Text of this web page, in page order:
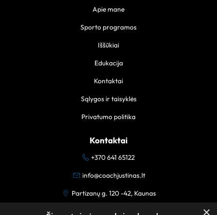
Apie mane
Sporto programos
Iššūkiai
Edukacija
Kontaktai
Sąlygos ir taisyklės
Privatumo politika
Kontaktai
+370 641 65122
info@coachjustinas.lt
Partizanų g. 120 -42, Kaunas